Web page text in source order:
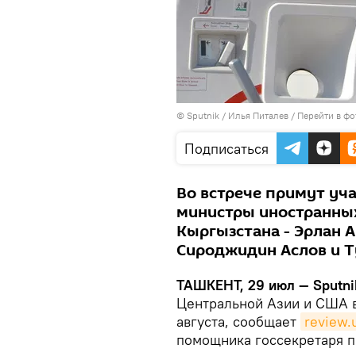
© Sputnik / Илья Питалев / Перейти в
Подписаться
Во встрече примут
министры
Кыргызстана - Эрлан
Сироджидин Аслов и
ТАШКЕНТ, 29 июл —
Центральной Азии и США
августа, сообщает
помощника госсекретаря